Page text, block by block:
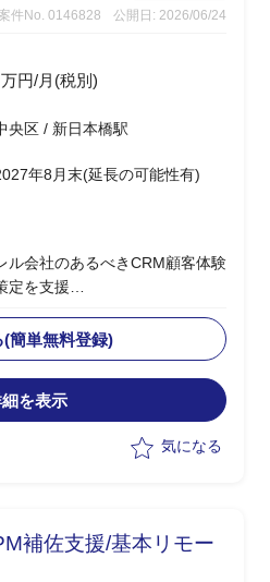
案件No. 0146828
公開日: 2026/06/24
万円/月(税別)
央区 / 新日本橋駅
年8月末(延長の可能性有)
ル会社のあるべきCRM顧客体験
定を支援
メンバーの方と合意形成した上
を含めたあるべき姿を具体化
合意を得るために、ユーザー調
ジャンルで市場ポジションを狙
(簡単無料登録)
を表示
気になる
補佐支援/基本リモー